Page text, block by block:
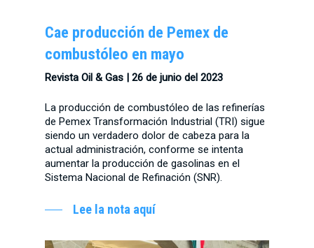
Cae producción de Pemex de
combustóleo en mayo
Revista Oil & Gas | 26 de junio del 2023
La producción de combustóleo de las refinerías
de Pemex Transformación Industrial (TRI) sigue
siendo un verdadero dolor de cabeza para la
actual administración, conforme se intenta
aumentar la producción de gasolinas en el
Sistema Nacional de Refinación (SNR).
Lee la nota aquí